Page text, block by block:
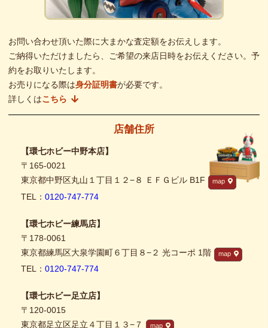
お問い合わせ頂いた際に大まかな査定額をお伝えします。
ご納得いただけましたら、ご希望の来店日時をお伝えください。予
約をお取りいたします。
お売りになる際は身分証明書が必要です。
詳しくはこちら
店舗住所
【環七ホビー中野本店】
〒165-0021
東京都中野区丸山１丁目１２−８ ＥＦＧビル B1F
map
TEL： 0120-747-774
【環七ホビー練馬店】
〒178-0061
東京都練馬区大泉学園町６丁目８−２ 光コーポ 1階
map
TEL： 0120-747-774
【環七ホビー足立店】
〒120-0015
東京都足立区足立４丁目１３−７
map